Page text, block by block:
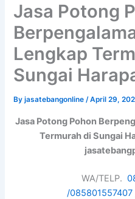
Jasa Potong
Lengkap
Sungai
Byjasatebangonline/April 29,
Jasa Potong Pohon
Termurah di Sungai
WA/TELP.
/085801557407